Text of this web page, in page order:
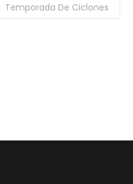
Temporada De Ciclones